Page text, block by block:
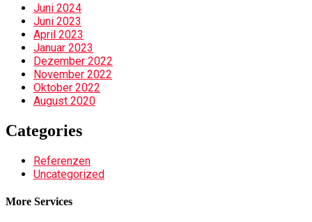
Juni 2024
Juni 2023
April 2023
Januar 2023
Dezember 2022
November 2022
Oktober 2022
August 2020
Categories
Referenzen
Uncategorized
More Services